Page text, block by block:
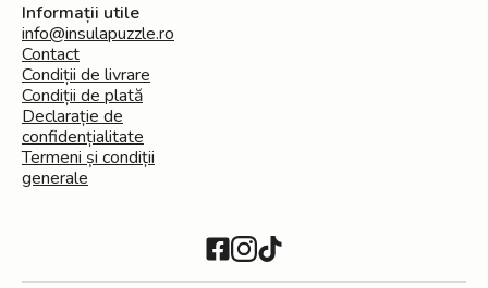
Informații utile
info@insulapuzzle.ro
Contact
Condiții de livrare
Condiții de plată
Declarație de
confidențialitate
Termeni și condiții
generale